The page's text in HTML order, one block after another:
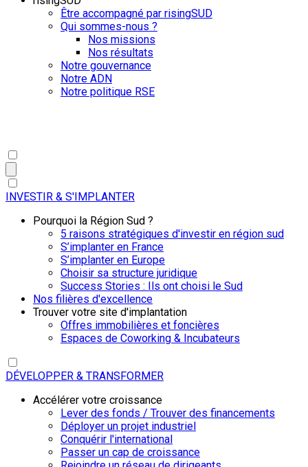
Être accompagné par risingSUD
Qui sommes-nous ?
Nos missions
Nos résultats
Notre gouvernance
Notre ADN
Notre politique RSE
INVESTIR & S'IMPLANTER
Pourquoi la Région Sud ?
5 raisons stratégiques d'investir en région sud
S’implanter en France
S’implanter en Europe
Choisir sa structure juridique
Success Stories : Ils ont choisi le Sud
Nos filières d'excellence
Trouver votre site d'implantation
Offres immobilières et foncières
Espaces de Coworking & Incubateurs
DÉVELOPPER & TRANSFORMER
Accélérer votre croissance
Lever des fonds / Trouver des financements
Déployer un projet industriel
Conquérir l'international
Passer un cap de croissance